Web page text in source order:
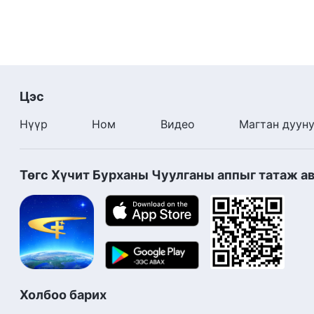
Цэс
Нүүр Ном Видео Магтан
Төгс Хүчит Бурханы Чуулганы аппыг татаж
Холбоо барих